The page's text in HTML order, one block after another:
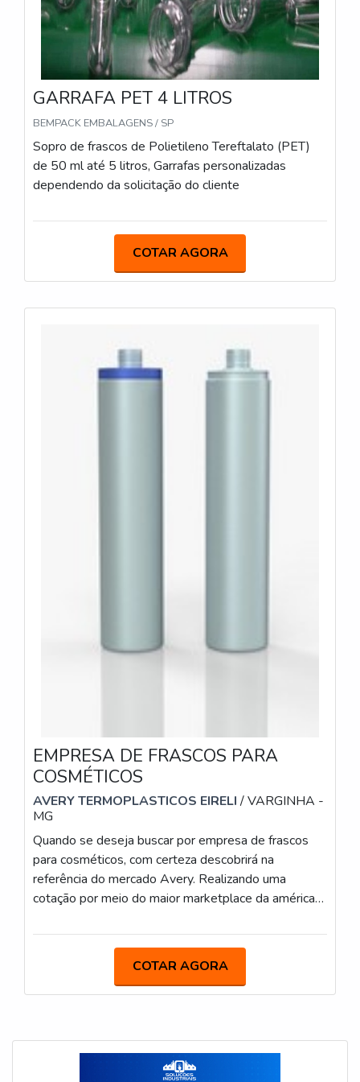
GARRAFA PET 4 LITROS
BEMPACK EMBALAGENS / SP
Sopro de frascos de Polietileno Tereftalato (PET)
de 50 ml até 5 litros, Garrafas personalizadas
dependendo da solicitação do cliente
COTAR AGORA
EMPRESA DE FRASCOS PARA
COSMÉTICOS
AVERY TERMOPLASTICOS EIRELI/ VARGINHA -
MG
Quando se deseja buscar por empresa de frascos
para cosméticos, com certeza descobrirá na
referência do mercado Avery. Realizando uma
cotação por meio do maior marketplace da américa
tema é empresa de frascos para cosméticos, com a
acessível.UM POUCO MAIS SOBRE EMPRESA DE
FRASCOS PARA COSMÉTICOSHá muitas maneiras
energia em proporcionar aos clientes uma estrutura
com: Escritório de alta qualidade onde são
COTAR AGORA